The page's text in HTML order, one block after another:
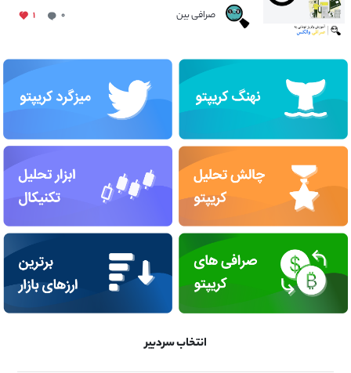
صرافی بین ۰ ۱
انتخاب سردبیر